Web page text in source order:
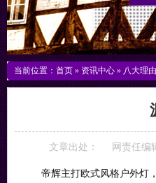
当前位置： 首页 » 资讯中心 » 八大理由
文章出处： 网责任编
帝辉主打欧式风格户外灯，